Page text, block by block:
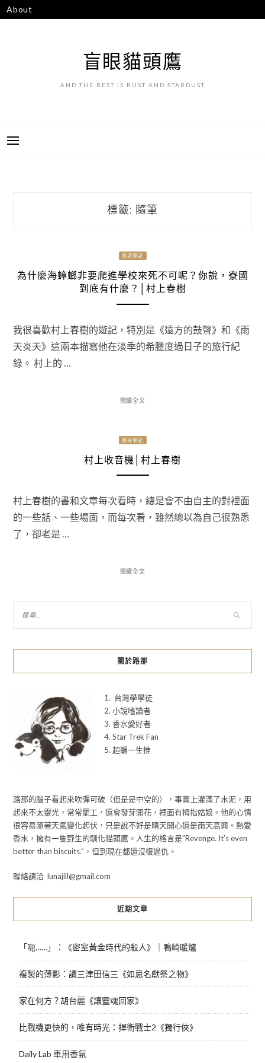
跳
至
About
盲眼貓頭鷹
AND THE REST IS RUST AND STARDUST
標籤: 隨筆
書評筆記
為什麼海蟑螂非要爬進學校來死不可呢？你說，寮國
到底有什麼？│村上春樹
我很喜歡村上春樹的遊記，特別是《遠方的鼓聲》和《雨
天炎天》這兩本描寫他在淡季的希臘度過日子的旅行紀
錄。 村上的 …
閱讀全文
書評筆記
村上收音機│村上春樹
村上春樹的書和文章每次看時，總是會不由自主的對裡面
的一些話、一些場面，而每次看，雖然總以為自己很熟悉
了，卻老是 …
閱讀全文
關於路那
1. 台灣學學徒
2. 小說嗜讀者
3. 香水愛好者
4. Star Trek Fan
5. 超蝙一生推
路那的腦子看起來吹彈可破（但是是中空的），事實上灌滿了水泥，用
起來不太靈光，常常罷工，還會發芽開花，裡面有拇指姑娘。他的心情
很容易隨著天氣變化起伏，只是說不好是晴天開心還是雨天高興。熱愛
香水，擁有一隻野生的馴化貓頭鷹。人生的格言是”Revenge. It’s even
better than biscuits.”，但到現在都還沒復過仇。
聯絡請洽 lunajill@gmail.com
近期文章
「呃……」：《密室黃金時代的殺人》｜鴨崎暖爐
複製的薄影：讀三津田信三《如忌名獻祭之物》
家在何方？胡台麗《讓靈魂回家》
比戰機更快的，唯有時光：捍衛戰士2《獨行俠》
Daily Lab 車用香氛